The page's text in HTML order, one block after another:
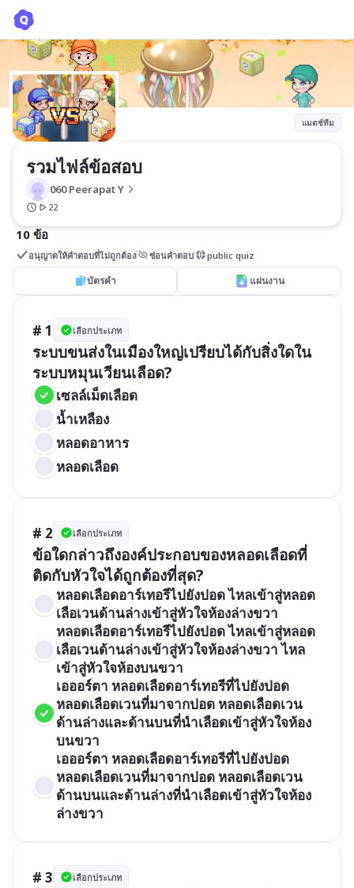
แมตช์ทีม
รวมไฟล์ข้อสอบ
060 Peerapat Y
22
10 ข้อ
อนุญาตให้คำตอบที่ไม่ถูกต้อง ซ่อนคำตอบ public quiz
บัตรคำ แผ่นงาน
# 1 เลือกประเภท
ระบบขนส่งในเมืองใหญ่เปรียบได้กับสิ่งใดใน
ระบบหมุนเวียนเลือด?
เซลล์เม็ดเลือด
น้ำเหลือง
หลอดอาหาร
หลอดเลือด
# 2 เลือกประเภท
ข้อใดกล่าวถึงองค์ประกอบของหลอดเลือดที่
ติดกับหัวใจได้ถูกต้องที่สุด?
หลอดเลือดอาร์เทอรีไปยังปอด ไหลเข้าสู่หลอด
เลือเวนด้านล่างเข้าสู่หัวใจห้องล่างขวา
หลอดเลือดอาร์เทอรีไปยังปอด ไหลเข้าสู่หลอด
เลือเวนด้านล่างเข้าสู่หัวใจห้องล่างขวา ไหล
เข้าสู่หัวใจห้องบนขวา
เอออร์ตา หลอดเลือดอาร์เทอรีที่ไปยังปอด
หลอดเลือดเวนที่มาจากปอด หลอดเลือดเวน
ด้านล่างและด้านบนที่นำเลือดเข้าสู่หัวใจห้อง
บนขวา
เอออร์ตา หลอดเลือดอาร์เทอรีที่ไปยังปอด
หลอดเลือดเวนที่มาจากปอด หลอดเลือดเวน
ด้านบนและด้านล่างที่นำเลือดเข้าสู่หัวใจห้อง
ล่างขวา
# 3 เลือกประเภท